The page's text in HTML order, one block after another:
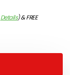
Details)&FREE